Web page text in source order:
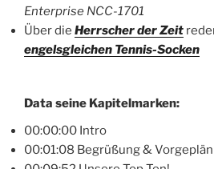
Enterprise NCC-1701
Über die Herrscher der Zeit
engelsgleichen Tennis-Socken
Data seine Kapitelmarken:
00:00:00 Intro
00:01:08 Begrüßung &